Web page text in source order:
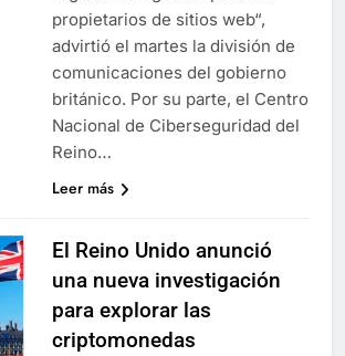
propietarios de sitios web“,
advirtió el martes la división de
comunicaciones del gobierno
británico. Por su parte, el Centro
Nacional de Ciberseguridad del
Reino…
Leer más
El Reino Unido anunció
una nueva investigación
para explorar las
criptomonedas